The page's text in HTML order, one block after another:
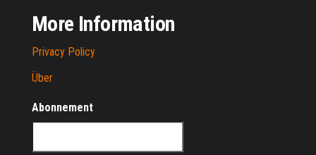
More Information
Privacy Policy
Über
Abonnement